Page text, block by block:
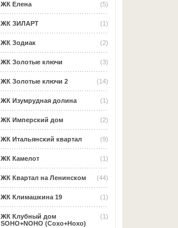
(5)
ЖК Елена
(1)
ЖК ЗИЛАРТ
(2)
ЖК Зодиак
(3)
ЖК Золотые ключи
(14)
ЖК Золотые ключи 2
(1)
ЖК Изумрудная долина
(2)
ЖК Имперский дом
(9)
ЖК Итальянский квартал
(1)
ЖК Камелот
(44)
ЖК Квартал на Ленинском
(1)
ЖК Климашкина 19
(1)
ЖК Клубный дом
SOHO+NOHO (Сохо+Нохо)